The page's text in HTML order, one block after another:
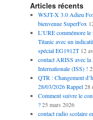
Articles récents
WSJT-X 3.0 Adieu
bienvenue SuperFox
L’URE commémore le
Titanic avec un
spécial EG1912T 12
contact ARISS avec la
Internationale (ISS) !
QTR : Changement
28/03/2026 Rappel 28
Comment suivre le
? 25 mars 2026
contact radio scolaire